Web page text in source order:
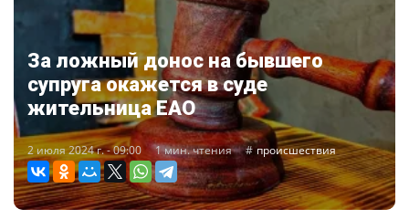
За ложный донос на бывшего
супруга окажется в суде
жительница ЕАО
2 июля 2024 г. - 09:00 1 мин. чтения происшествия